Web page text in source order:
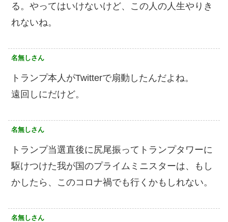
る。やってはいけないけど、この人の人生やりき
れないね。
名無しさん
トランプ本人がTwitterで扇動したんだよね。
遠回しにだけど。
名無しさん
トランプ当選直後に尻尾振ってトランプタワーに
駆けつけた我が国のプライムミニスターは、もし
かしたら、このコロナ禍でも行くかもしれない。
名無しさん